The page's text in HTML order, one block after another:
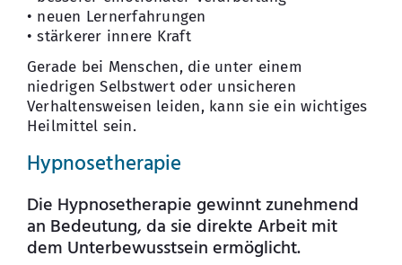
• neuen Lernerfahrungen
• stärkerer innere Kraft
Gerade bei Menschen, die unter einem
niedrigen Selbstwert oder unsicheren
Verhaltensweisen leiden, kann sie ein wichtiges
Heilmittel sein.
Hypnosetherapie
Die Hypnosetherapie gewinnt zunehmend
an Bedeutung, da sie direkte Arbeit mit
dem Unterbewusstsein ermöglicht.